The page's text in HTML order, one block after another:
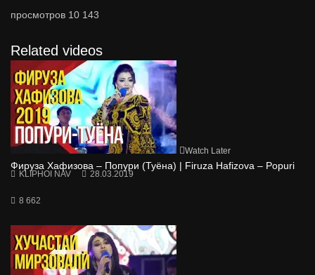
просмотров 10 143
Related videos
Watch Later
Фируза Хафизова – Попури (Туёна) | Firuza Hafizova – Popuri
KLIPHOI NAV 28.03.2019
8 662